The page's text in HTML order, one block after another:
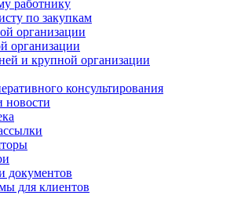
работнику
по закупкам
организации
организации
и крупной организации
консультирования
новости
документов
для клиентов